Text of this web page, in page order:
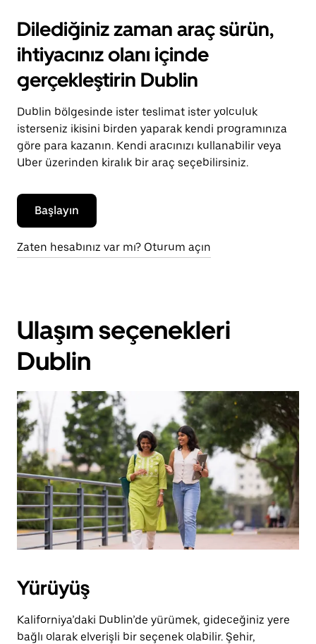
Dilediğiniz zaman araç sürün,
ihtiyacınız olanı içinde
gerçekleştirin Dublin
Dublin bölgesinde ister teslimat ister yolculuk
isterseniz ikisini birden yaparak kendi programınıza
göre para kazanın. Kendi aracınızı kullanabilir veya
Uber üzerinden kiralık bir araç seçebilirsiniz.
Başlayın
Zaten hesabınız var mı? Oturum açın
Ulaşım seçenekleri
Dublin
Yürüyüş
Kaliforniya’daki Dublin’de yürümek, gideceğiniz yere
bağlı olarak elverişli bir seçenek olabilir. Şehir,